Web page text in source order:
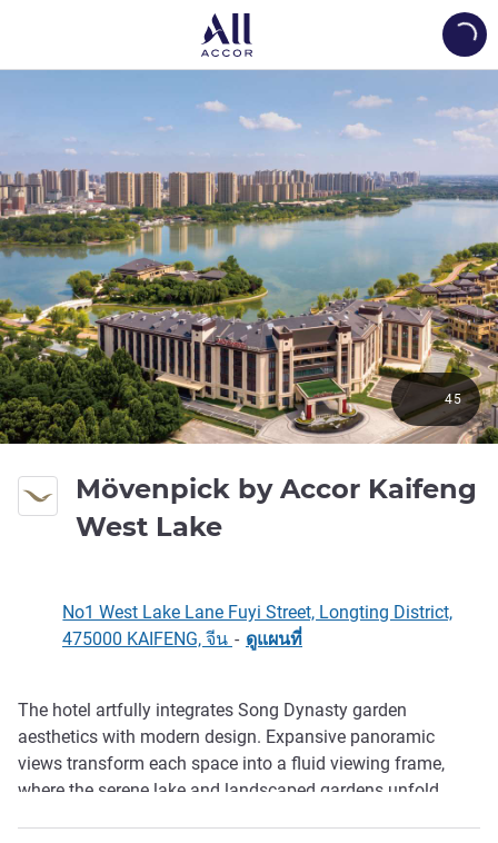
Mövenpick by Accor Kaifeng
West Lake
45
No1 West Lake Lane Fuyi Street, Longting District,
475000 KAIFENG, จีน - ดูแผนที่
รายละเอียด
The hotel artfully integrates Song Dynasty garden
aesthetics with modern design. Expansive panoramic
views transform each space into a fluid viewing frame,
where the serene lake and landscaped gardens unfold